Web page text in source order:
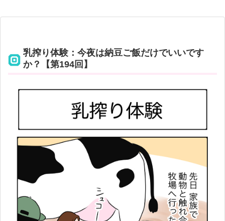
乳搾り体験：今夜は納豆ご飯だけでいいです
か？【第194回】